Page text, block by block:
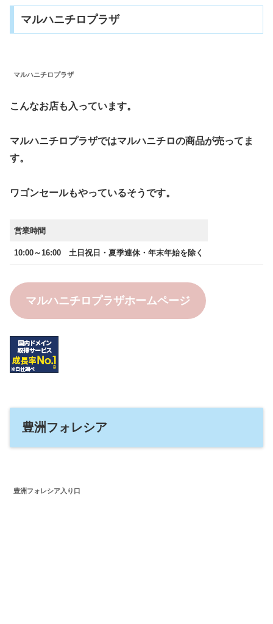
マルハニチロプラザ
マルハニチロプラザ
こんなお店も入っています。
マルハニチロプラザではマルハニチロの商品が売ってま
す。
ワゴンセールもやっているそうです。
営業時間
10:00～16:00 土日祝日・夏季連休・年末年始を除く
マルハニチロプラザホームページ
豊洲フォレシア
豊洲フォレシア入り口